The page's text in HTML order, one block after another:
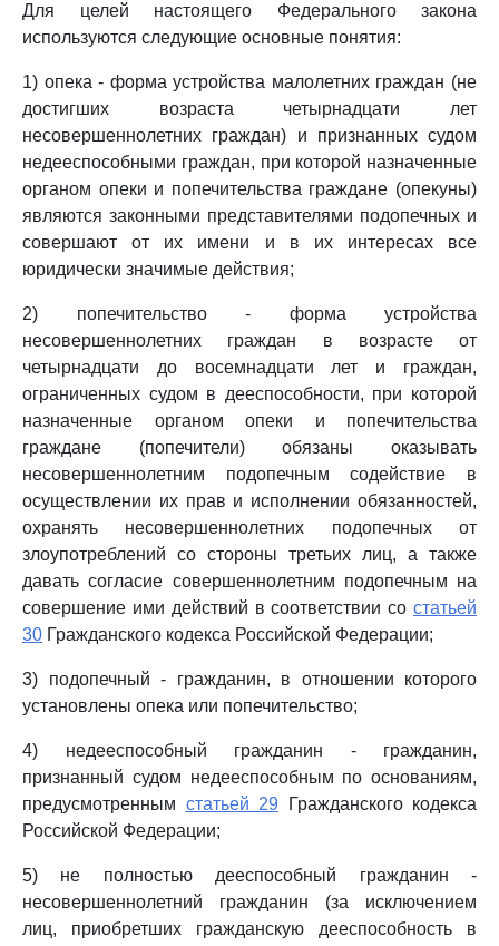
Для целей настоящего Федерального закона
используются следующие основные понятия:
1) опека - форма устройства малолетних граждан (не
достигших возраста четырнадцати лет
несовершеннолетних граждан) и признанных судом
недееспособными граждан, при которой назначенные
органом опеки и попечительства граждане (опекуны)
являются законными представителями подопечных и
совершают от их имени и в их интересах все
юридически значимые действия;
2) попечительство - форма устройства
несовершеннолетних граждан в возрасте от
четырнадцати до восемнадцати лет и граждан,
ограниченных судом в дееспособности, при которой
назначенные органом опеки и попечительства
граждане (попечители) обязаны оказывать
несовершеннолетним подопечным содействие в
осуществлении их прав и исполнении обязанностей,
охранять несовершеннолетних подопечных от
злоупотреблений со стороны третьих лиц, а также
давать согласие совершеннолетним подопечным на
совершение ими действий в соответствии со статьей
30 Гражданского кодекса Российской Федерации;
3) подопечный - гражданин, в отношении которого
установлены опека или попечительство;
4) недееспособный гражданин - гражданин,
признанный судом недееспособным по основаниям,
предусмотренным статьей 29 Гражданского кодекса
Российской Федерации;
5) не полностью дееспособный гражданин -
несовершеннолетний гражданин (за исключением
лиц, приобретших гражданскую дееспособность в